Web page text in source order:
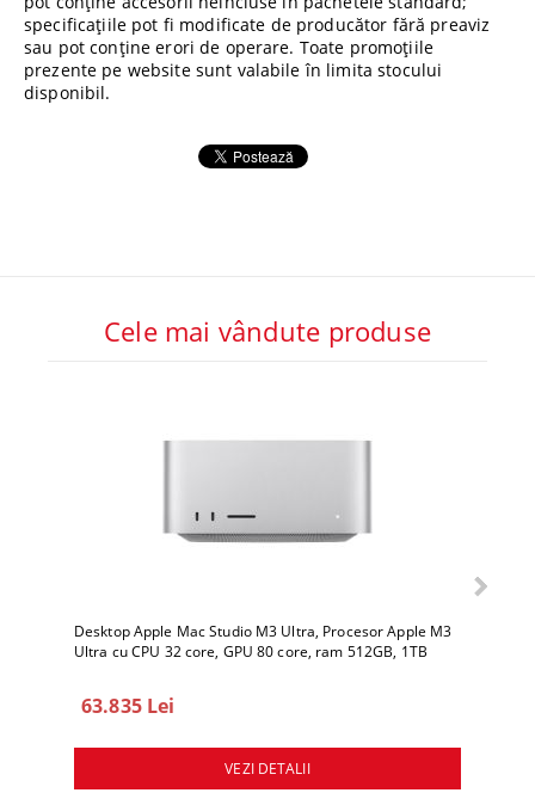
specificațiile pot fi modificate de producător fără preaviz
sau pot conține erori de operare. Toate promoțiile
prezente pe website sunt valabile în limita stocului
disponibil.
Cele mai vândute produse
Desktop Apple Mac Studio M3 Ultra, Procesor Apple M3
Ultra cu CPU 32 core, GPU 80 core, ram 512GB, 1TB
63.835 Lei
VEZI DETALII